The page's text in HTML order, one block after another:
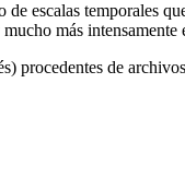
escalas temporales
más
procedentes de